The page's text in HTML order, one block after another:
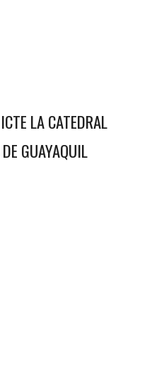
LA CATEDRAL
GUAYAQUIL